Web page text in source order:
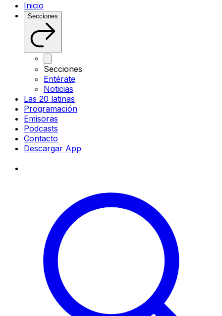
Inicio
Secciones
Secciones
Entérate
Noticias
Las 20 latinas
Programación
Emisoras
Podcasts
Contacto
Descargar App